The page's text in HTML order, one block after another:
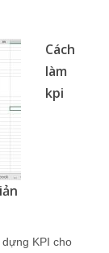
Cách
làm
kpi
KPI cho